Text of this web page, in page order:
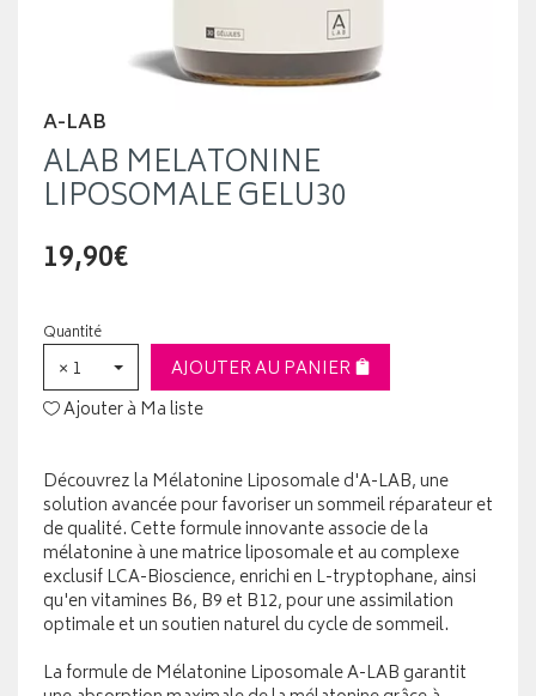
A-LAB
ALAB MELATONINE
LIPOSOMALE GELU30
19,90€
Quantité
× 1
AJOUTER AU PANIER
Ajouter à Ma liste
Découvrez la Mélatonine Liposomale d'A-LAB, une
solution avancée pour favoriser un sommeil réparateur et
de qualité. Cette formule innovante associe de la
mélatonine à une matrice liposomale et au complexe
exclusif LCA-Bioscience, enrichi en L-tryptophane, ainsi
qu'en vitamines B6, B9 et B12, pour une assimilation
optimale et un soutien naturel du cycle de sommeil.
La formule de Mélatonine Liposomale A-LAB garantit